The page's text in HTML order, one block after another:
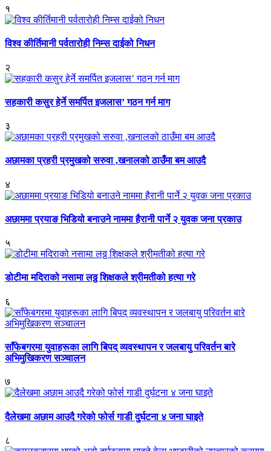
१
विश्व कीर्तिमानी पर्वतारोही निम्स दाईको निधन
२
सहकारी कसुर हेर्ने समर्पित इजलास’ गठन गर्न माग
३
अछामका प्रहरी प्रमुखको सरुवा ,खनालको ठाउँमा बम आउदै
४
अछाममा प्रयाङ भिडियो बनाउने नाममा हैरानी पार्ने २ युवक जना प्रकाउ
५
डोटीमा मदिराको नसामा लठ्ठ शिक्षकले श्रीमतीको हत्या गरे
६
साँफेबगरमा युवाहरूका लागि बिपद् व्यवस्थापन र जलबायु परिवर्तन बारे
अभिमुखिकरण सञ्चालन
७
दैलेखमा अछाम आउदै गरेको फोर्स गाडी दुर्घटना ४ जना घाइते
८